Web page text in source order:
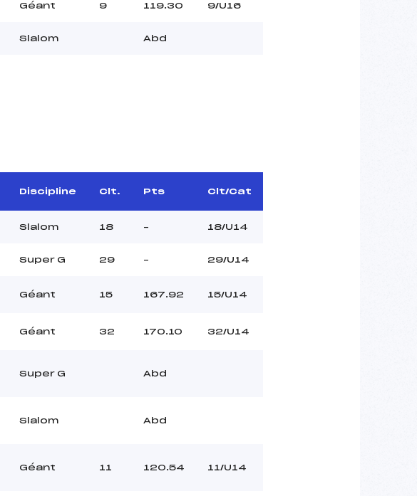
Géant 9 119.30 9/U16
Slalom Abd
Discipline Clt. Pts Clt/Cat
Slalom 18 – 18/U14
Super G 29 – 29/U14
Géant 15 167.92 15/U14
Géant 32 170.10 32/U14
Super G Abd
Slalom Abd
Géant 11 120.54 11/U14